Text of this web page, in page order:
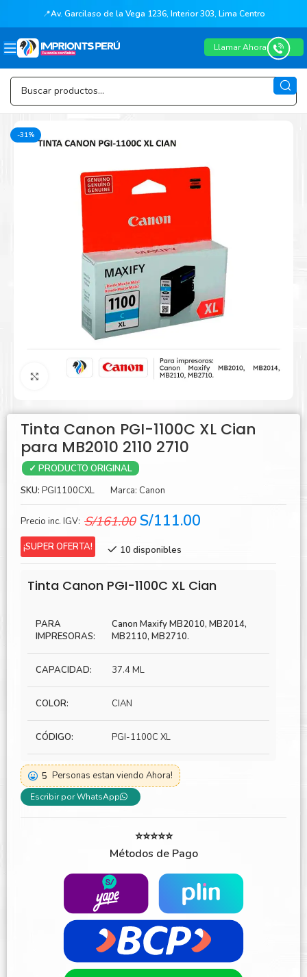
📍Av. Garcilaso de la Vega 1236, Interior 303, Lima Centro
Llamar Ahora
-31%
Agrandar
Tinta Canon PGI-1100C XL Cian
para MB2010 2110 2710
✓ PRODUCTO ORIGINAL
SKU: PGI1100CXL Marca: Canon
Precio inc. IGV: S/161.00 El
original
S/161.00.
S/111.00
S/111.00.
¡SUPER OFERTA! 10 disponibles
Tinta Canon PGI-1100C XL Cian
PARA
IMPRESORAS:
Canon Maxify MB2010, MB2014,
MB2110, MB2710.
CAPACIDAD: 37.4 ML
COLOR: CIAN
CÓDIGO: PGI-1100C XL
5 Personas estan viendo Ahora!
Escribir por WhatsApp
⭐⭐⭐⭐⭐
Métodos de Pago